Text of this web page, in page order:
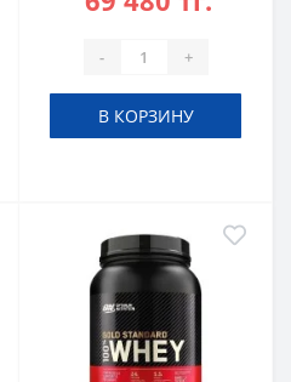
- +
В КОРЗИНУ